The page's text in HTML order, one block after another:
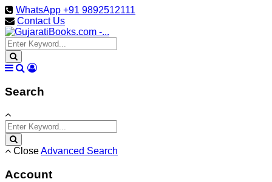
WhatsApp +91 9892512111
Contact Us
Search
CloseAdvanced Search
Account